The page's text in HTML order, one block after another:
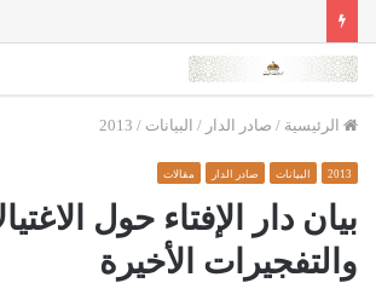
الرئيسية / صادر الدار / البيانات /
2013
2013 البيانات صادر الدار مقالات
بيان دار الإفتاء حول
والتفجيرات الأخيرة